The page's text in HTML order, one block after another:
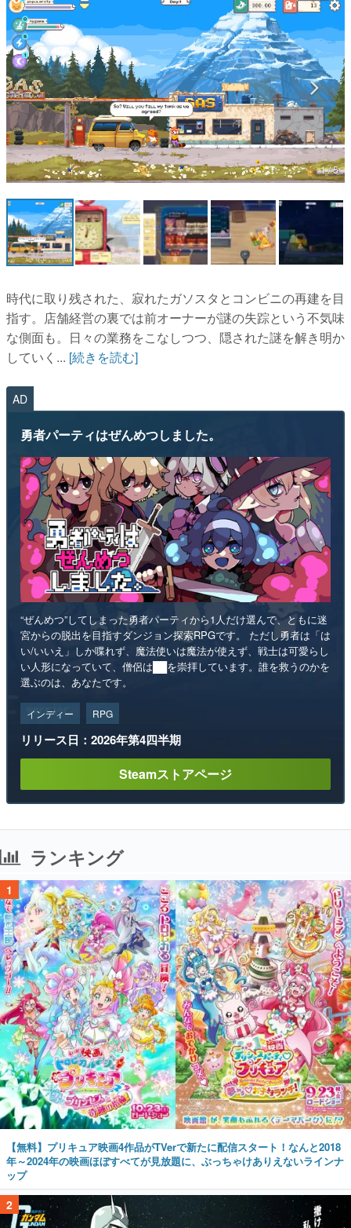
ゲーム開発者・hamatsu氏がゲームの魅力を画面や操作の
具体的な形から解き明かしていく、硬派で骨太な評論連載
です。
ゲームが変えた日本語
「経験値」「裏技」「ラスボス」… ゲームにまつわる言葉
の起源や用法の変遷を、コンピューター文化史研究家・タ
イニーP氏が徹底調査。
カテゴリ
特集記事
マンガ
女性向け
アプリレビュー
その他
電ファミニコゲーマーとは？
運営：株式会社マレ
1 / 5
時代に取り残された、寂れたガソスタとコンビニの再建を目
指す。店舗経営の裏では前オーナーが謎の失踪という不気味
な側面も。日々の業務をこなしつつ、隠された謎を解き明か
していく... [続きを読む]
AD
勇者パーティはぜんめつしました。
“ぜんめつ”してしまった勇者パーティから1人だけ選んで、ともに迷
宮からの脱出を目指すダンジョン探索RPGです。 ただし勇者は「は
い/いいえ」しか喋れず、魔法使いは魔法が使えず、戦士は可愛らし
い人形になっていて、僧侶は██を崇拝しています。誰を救うのかを
選ぶのは、あなたです。
インディー RPG
リリース日：2026年第4四半期
Steamストアページ
ランキング
1
【無料】プリキュア映画4作品がTVerで新たに配信スタート！なんと2018
年～2024年の映画ほぼすべてが見放題に、ぶっちゃけありえないラインナ
ップ
2